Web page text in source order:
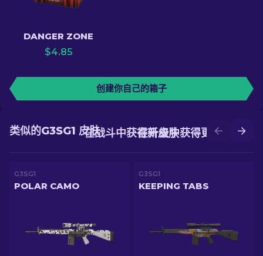
DANGER ZONE
$4.85
创建你自己的箱子
在升级中获得更好的皮肤
在战斗中获得新皮肤
类似的G3SG1 皮肤
G3SG1
POLAR CAMO
G3SG1
KEEPING TABS